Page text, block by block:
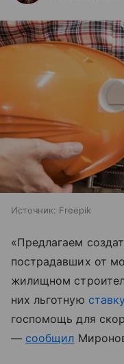
Источник: Freepik
«Предлагаем
пострадавших от
жилищном
них льготную
госпомощь для
— сообщил